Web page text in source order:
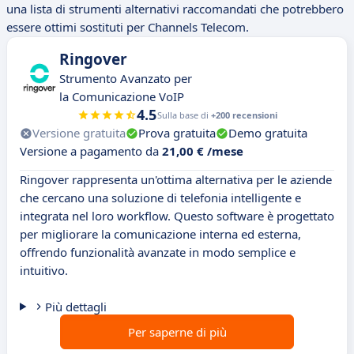
una lista di strumenti alternativi raccomandati che potrebbero
essere ottimi sostituti per Channels Telecom.
Ringover
Strumento Avanzato per
la Comunicazione VoIP
4.5Sulla base di +200 recensioni
Versione gratuita Prova gratuita
Demo gratuita
Versione a pagamento da 21,00 € /mese
Ringover rappresenta un'ottima alternativa per le aziende
che cercano una soluzione di telefonia intelligente e
integrata nel loro workflow. Questo software è progettato
per migliorare la comunicazione interna ed esterna,
offrendo funzionalità avanzate in modo semplice e
intuitivo.
Più dettagli
Per saperne di più